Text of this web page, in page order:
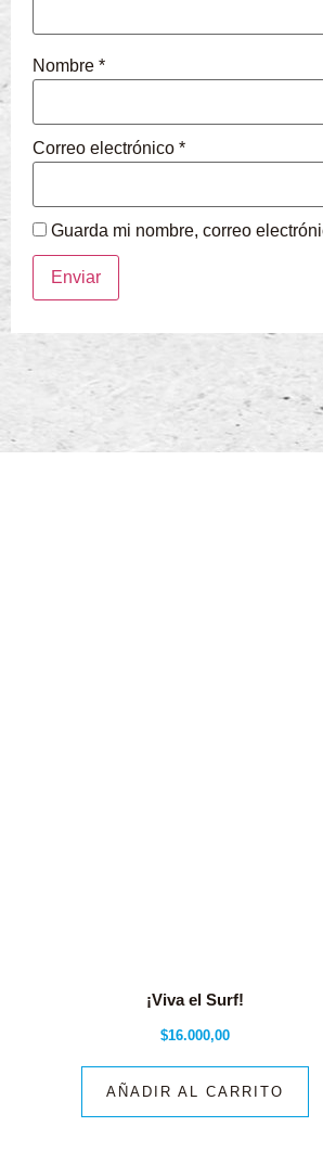
Nombre *
Correo electrónico *
Guarda mi nombre, correo
¡Viva el Surf!
$16.000,00
AÑADIR AL CARRITO